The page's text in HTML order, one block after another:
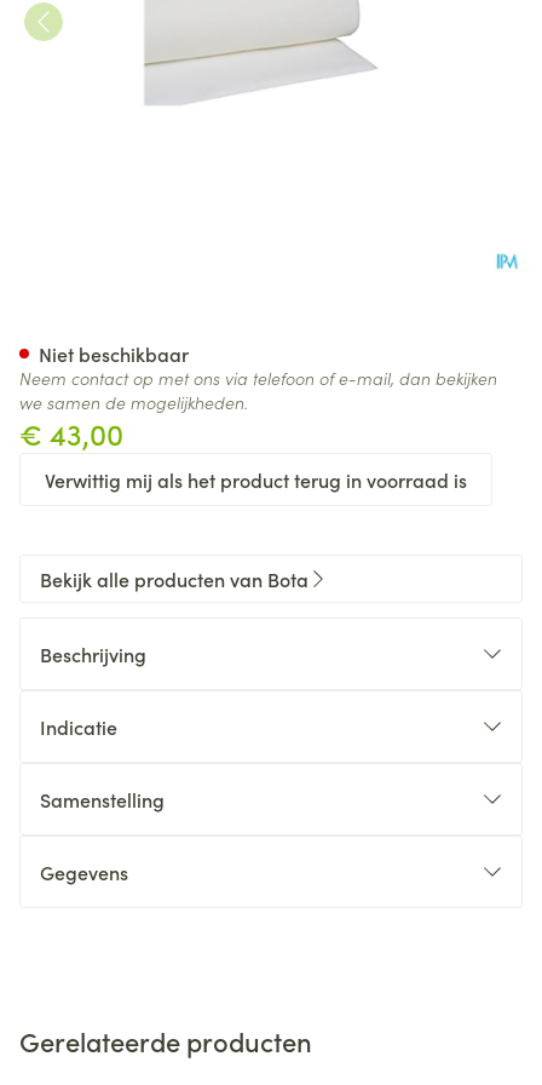
€ 43,00
Verwittig mij als het product terug in voorraad is
Niet beschikbaar
Neem contact op met ons via telefoon of e-mail, dan bekijken
we samen de mogelijkheden.
Bekijk alle producten van Bota
Beschrijving
Indicatie
Samenstelling
Gegevens
Gerelateerde producten